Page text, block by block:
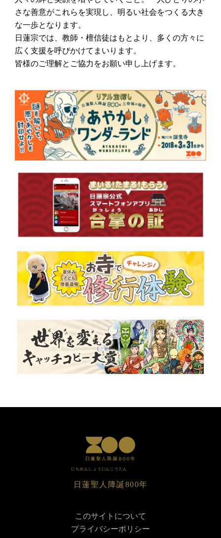
さな善意がこれらを実現し、明るい社会をつくる大き
な一歩となります。
日蓮宗では、教師・檀信徒はもとより、多くの方々に
広く支援を呼びかけてまいります。
皆様のご理解とご協力をお願い申し上げます。
にちれんしょうにんこうたん
⽇蓮聖⼈降誕800年
このサイトについて
プライバシーポリシー